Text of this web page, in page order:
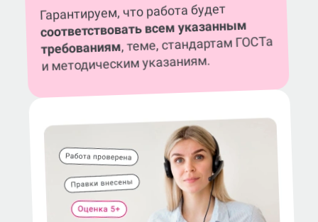
Гарантируем, что работа будет
соответствовать всем указанным
требованиям, теме, стандартам ГОСТа
и методическим указаниям.